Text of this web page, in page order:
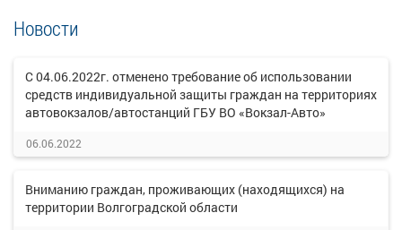
Новости
С 04.06.2022г. отменено требование об использовании
средств индивидуальной защиты граждан на территориях
автовокзалов/автостанций ГБУ ВО «Вокзал-Авто»
06.06.2022
Вниманию граждан, проживающих (находящихся) на
территории Волгоградской области